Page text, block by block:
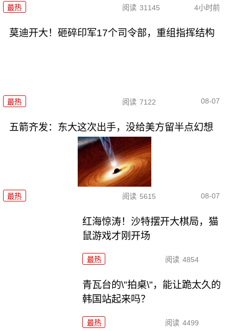
最热 阅读 31145 4小时前
莫迪开大！砸碎印军17个司令部，重组指挥结构
最热 阅读 7122 08-07
五箭齐发：东大这次出手，没给美方留半点幻想
最热 阅读 5615 08-07
红海惊涛！沙特摆开大棋局，猫
鼠游戏才刚开场
最热 阅读 4854
青瓦台的\"拍桌\"，能让跪太久的
韩国站起来吗？
最热 阅读 4499